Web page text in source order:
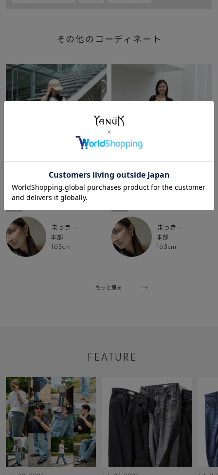
その他のコーディネート
まっきー
本部
163cm
まっきー
本部
163cm
もっと見る
FEATURE